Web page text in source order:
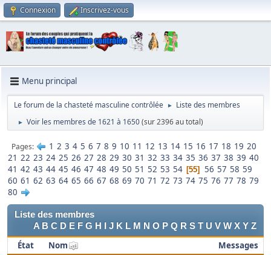
Connexion Inscrivez-vous
Menu principal
Le forum de la chasteté masculine contrôlée ► Liste des membres
► Voir les membres de 1621 à 1650(sur 2396 au total)
Pages 1 2 3 4 5 6 7 8 9 10 11 12 13 14 15 16 17 18 19 20
21 22 23 24 25 26 27 28 29 30 31 32 33 34 35 36 37 38 39 40
41 42 43 44 45 46 47 48 49 50 51 52 53 54 55 56 57 58 59
60 61 62 63 64 65 66 67 68 69 70 71 72 73 74 75 76 77 78 79
80
Liste des membres
A B C D E F G H I J K L M N O P Q R S T U V W X Y Z
État Nom
Messages